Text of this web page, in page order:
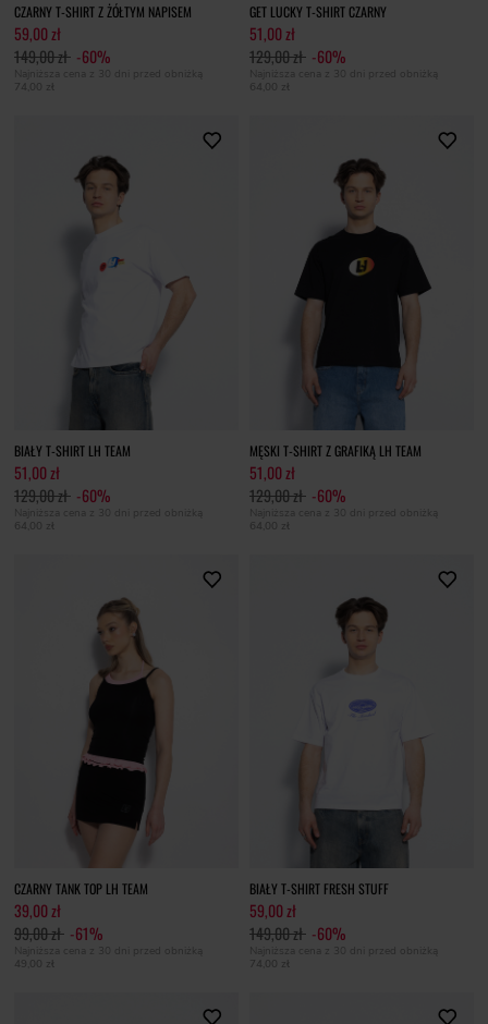
CZARNY T-SHIRT Z ŻÓŁTYM NAPISEM
59,00 zł
149,00 zł -60%
Najniższa cena z 30 dni przed obniżką
74,00 zł
GET LUCKY T-SHIRT CZARNY
51,00 zł
129,00 zł -60%
Najniższa cena z 30 dni przed obniżką
64,00 zł
BIAŁY T-SHIRT LH TEAM
51,00 zł
129,00 zł -60%
Najniższa cena z 30 dni przed obniżką
64,00 zł
MĘSKI T-SHIRT Z GRAFIKĄ LH TEAM
51,00 zł
129,00 zł -60%
Najniższa cena z 30 dni przed obniżką
64,00 zł
CZARNY TANK TOP LH TEAM
39,00 zł
99,00 zł -61%
Najniższa cena z 30 dni przed obniżką
49,00 zł
BIAŁY T-SHIRT FRESH STUFF
59,00 zł
149,00 zł -60%
Najniższa cena z 30 dni przed obniżką
74,00 zł